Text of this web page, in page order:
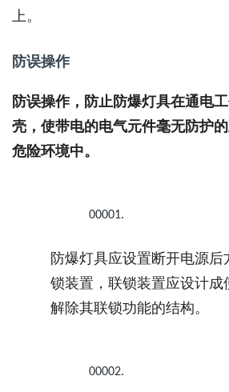
上。
防误操作
防误操作，防止防爆灯具在通电
壳，使带电的电气元件毫无防护
危险环境中。
00001.
防爆灯具应设置断开电源后
锁装置，联锁装置应设计成
解除其联锁功能的结构。
00002.